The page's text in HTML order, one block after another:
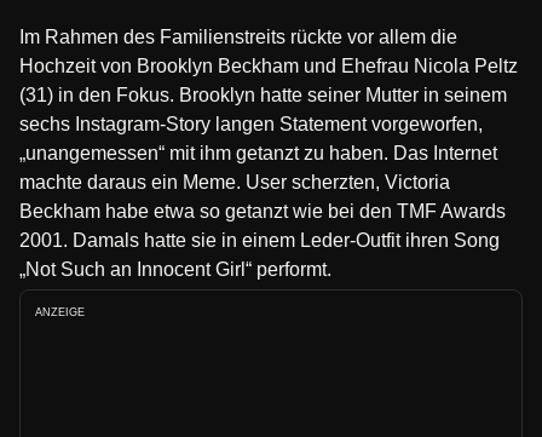
Im Rahmen des Familienstreits rückte vor allem die
Hochzeit von Brooklyn Beckham und Ehefrau Nicola Peltz
(31) in den Fokus. Brooklyn hatte seiner Mutter in seinem
sechs Instagram-Story langen Statement vorgeworfen,
„unangemessen“ mit ihm getanzt zu haben. Das Internet
machte daraus ein Meme. User scherzten, Victoria
Beckham habe etwa so getanzt wie bei den TMF Awards
2001. Damals hatte sie in einem Leder-Outfit ihren Song
„Not Such an Innocent Girl“ performt.
ANZEIGE